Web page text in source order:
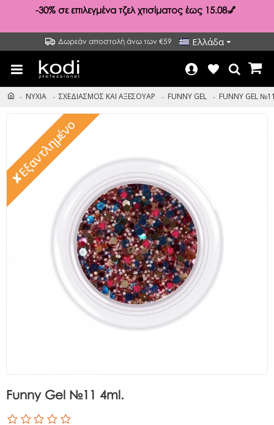
-30% σε επιλεγμένα τζελ χτισίματος έως 15.08💅
Δωρεάν αποστολή άνω των €59 Ελλάδα
ΝΥΧΙΑ ΣΧΕΔΙΑΣΜΟΣ ΚΑΙ ΑΞΕΣΟΥΑΡ FUNNY GEL FUNNY GEL
✘Εξαντλημένο
Funny Gel №11 4ml.